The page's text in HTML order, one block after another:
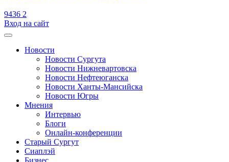
9436 2
Вход на сайт
Новости
Новости Сургута
Новости Нижневартовска
Новости Нефтеюганска
Новости Ханты-Мансийска
Новости Югры
Мнения
Интервью
Блоги
Онлайн-конференции
Старый Сургут
Сиаплэй
Бизнес